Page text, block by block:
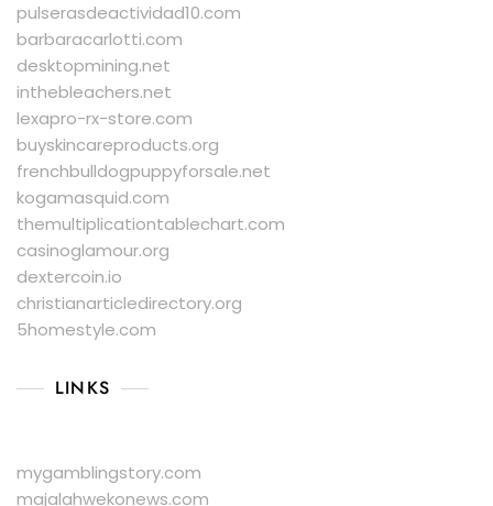
pulserasdeactividad10.com
barbaracarlotti.com
desktopmining.net
inthebleachers.net
lexapro-rx-store.com
buyskincareproducts.org
frenchbulldogpuppyforsale.net
kogamasquid.com
themultiplicationtablechart.com
casinoglamour.org
dextercoin.io
christianarticledirectory.org
5homestyle.com
LINKS
mygamblingstory.com
majalahwekonews.com